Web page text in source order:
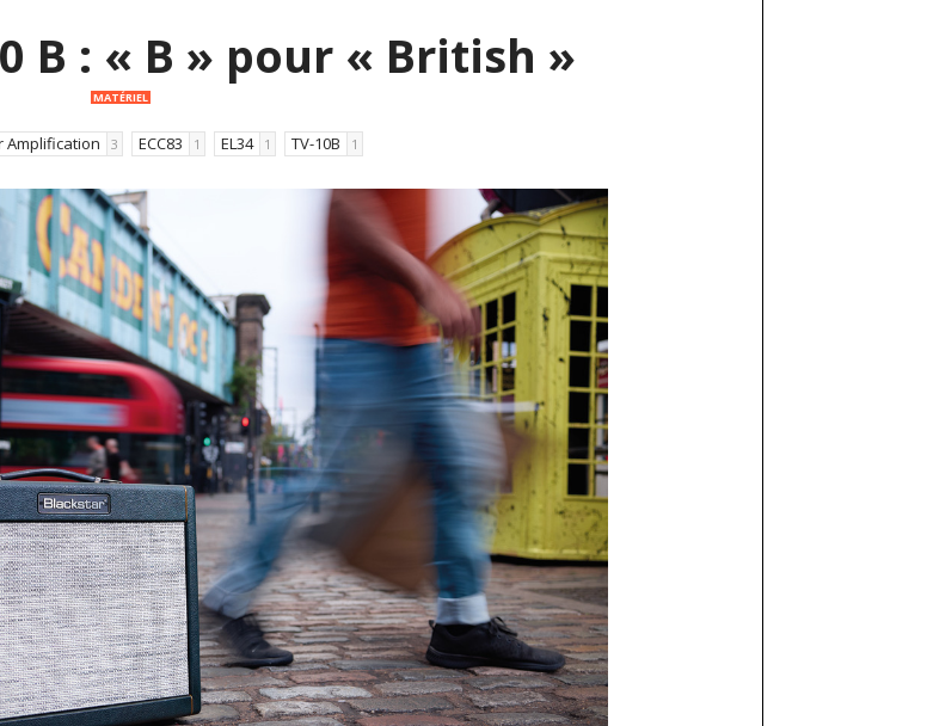
B : « B » pour « British »
MATÉRIEL
Amplification 3 ECC83 1 EL34 1 TV-10B 1